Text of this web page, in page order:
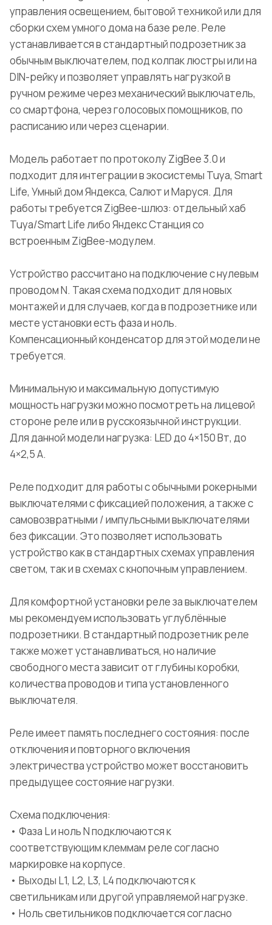
управления освещением, бытовой техникой или для
сборки схем умного дома на базе реле. Реле
устанавливается в стандартный подрозетник за
обычным выключателем, под колпак люстры или на
DIN-рейку и позволяет управлять нагрузкой в
ручном режиме через механический выключатель,
со смартфона, через голосовых помощников, по
расписанию или через сценарии.
Модель работает по протоколу ZigBee 3.0 и
подходит для интеграции в экосистемы Tuya, Smart
Life, Умный дом Яндекса, Салют и Маруся. Для
работы требуется ZigBee-шлюз: отдельный хаб
Tuya/Smart Life либо Яндекс Станция со
встроенным ZigBee-модулем.
Устройство рассчитано на подключение с нулевым
проводом N. Такая схема подходит для новых
монтажей и для случаев, когда в подрозетнике или
месте установки есть фаза и ноль.
Компенсационный конденсатор для этой модели не
требуется.
Минимальную и максимальную допустимую
мощность нагрузки можно посмотреть на лицевой
стороне реле или в русскоязычной инструкции.
Для данной модели нагрузка: LED до 4×150 Вт, до
4×2,5 А.
Реле подходит для работы с обычными рокерными
выключателями с фиксацией положения, а также с
самовозвратными / импульсными выключателями
без фиксации. Это позволяет использовать
устройство как в стандартных схемах управления
светом, так и в схемах с кнопочным управлением.
Для комфортной установки реле за выключателем
мы рекомендуем использовать углублённые
подрозетники. В стандартный подрозетник реле
также может устанавливаться, но наличие
свободного места зависит от глубины коробки,
количества проводов и типа установленного
выключателя.
Реле имеет память последнего состояния: после
отключения и повторного включения
электричества устройство может восстановить
предыдущее состояние нагрузки.
Схема подключения:
• Фаза L и ноль N подключаются к
соответствующим клеммам реле согласно
маркировке на корпусе.
• Выходы L1, L2, L3, L4 подключаются к
светильникам или другой управляемой нагрузке.
• Ноль светильников подключается согласно